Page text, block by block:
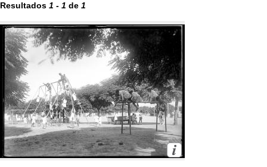
Resultados 1 - 1 de 1